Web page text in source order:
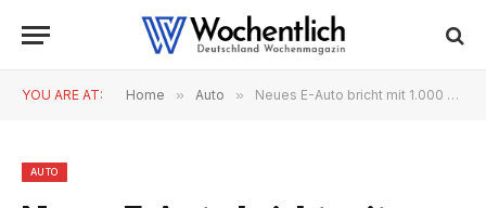
YOU ARE AT: Home » Auto » Neues E-Auto bricht mit 1.000 PS alle Leistungsrekorde
AUTO